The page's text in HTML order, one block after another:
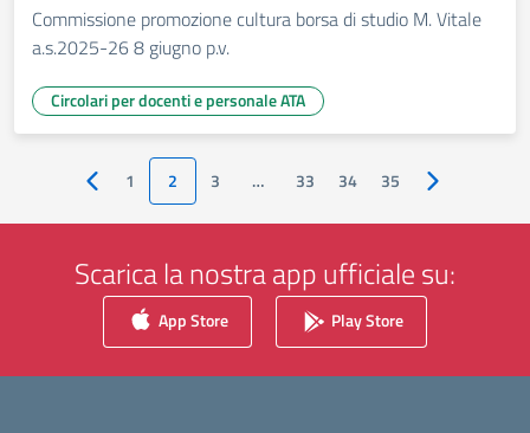
Commissione promozione cultura borsa di studio M. Vitale
a.s.2025-26 8 giugno p.v.
Circolari per docenti e personale ATA
Pagina precedente
1 2 3 … 33 34 35 Pagina
Scarica la nostra app ufficiale su:
App Store Play Store